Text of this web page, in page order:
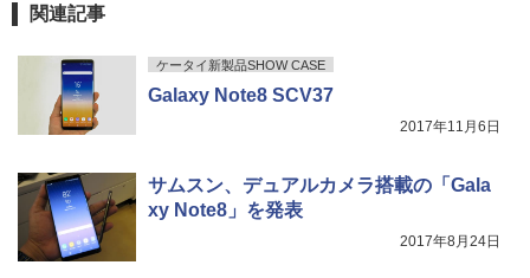
関連記事
ケータイ新製品SHOW CASE
Galaxy Note8 SCV37
2017年11月6日
サムスン、デュアルカメラ搭載の「Gala
xy Note8」を発表
2017年8月24日